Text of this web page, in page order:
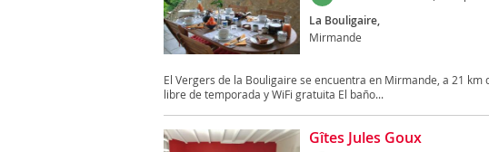
La Bouligaire,
Mirmande
El Vergers de la Bouligaire se encuentra en Mirmande, a 21 km
libre de temporada y WiFi gratuita El baño...
Gîtes Jules Goux